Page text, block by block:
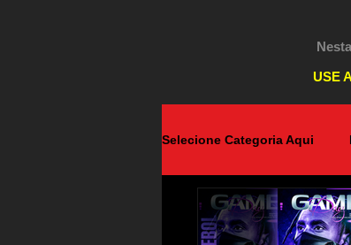
USE
Selecione Categoria Aqui
Android Destaques